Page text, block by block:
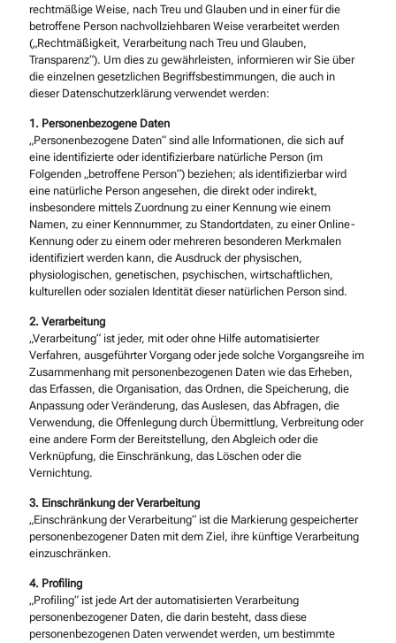
rechtmäßige Weise, nach Treu und Glauben und in einer für die
betroffene Person nachvollziehbaren Weise verarbeitet werden
(„Rechtmäßigkeit, Verarbeitung nach Treu und Glauben,
Transparenz“). Um dies zu gewährleisten, informieren wir Sie über
die einzelnen gesetzlichen Begriffsbestimmungen, die auch in
dieser Datenschutzerklärung verwendet werden:
1. Personenbezogene Daten
„Personenbezogene Daten“ sind alle Informationen, die sich auf
eine identifizierte oder identifizierbare natürliche Person (im
Folgenden „betroffene Person“) beziehen; als identifizierbar wird
eine natürliche Person angesehen, die direkt oder indirekt,
insbesondere mittels Zuordnung zu einer Kennung wie einem
Namen, zu einer Kennnummer, zu Standortdaten, zu einer Online-
Kennung oder zu einem oder mehreren besonderen Merkmalen
identifiziert werden kann, die Ausdruck der physischen,
physiologischen, genetischen, psychischen, wirtschaftlichen,
kulturellen oder sozialen Identität dieser natürlichen Person sind.
2. Verarbeitung
„Verarbeitung“ ist jeder, mit oder ohne Hilfe automatisierter
Verfahren, ausgeführter Vorgang oder jede solche Vorgangsreihe im
Zusammenhang mit personenbezogenen Daten wie das Erheben,
das Erfassen, die Organisation, das Ordnen, die Speicherung, die
Anpassung oder Veränderung, das Auslesen, das Abfragen, die
Verwendung, die Offenlegung durch Übermittlung, Verbreitung oder
eine andere Form der Bereitstellung, den Abgleich oder die
Verknüpfung, die Einschränkung, das Löschen oder die
Vernichtung.
3. Einschränkung der Verarbeitung
„Einschränkung der Verarbeitung“ ist die Markierung gespeicherter
personenbezogener Daten mit dem Ziel, ihre künftige Verarbeitung
einzuschränken.
4. Profiling
„Profiling“ ist jede Art der automatisierten Verarbeitung
personenbezogener Daten, die darin besteht, dass diese
personenbezogenen Daten verwendet werden, um bestimmte